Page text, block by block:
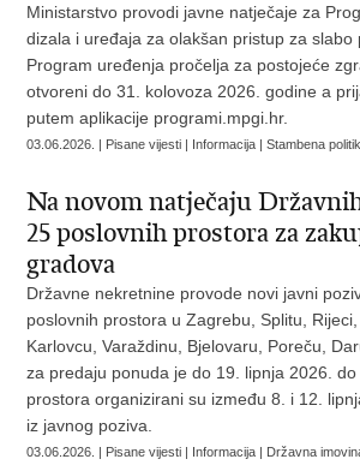
Ministarstvo provodi javne natječaje za
dizala i uređaja za olakšan pristup za slabo
Program uređenja pročelja za postojeće
otvoreni do 31. kolovoza 2026. godine a
putem aplikacije programi.mpgi.hr.
03.06.2026. | Pisane vijesti | Informacija | Stambena
Na novom natječaju
25 poslovnih prostora za
gradova
Državne nekretnine provode novi javni
poslovnih prostora u Zagrebu, Splitu, Rijeci,
Karlovcu, Varaždinu, Bjelovaru, Poreču,
za predaju ponuda je do 19. lipnja 2026.
prostora organizirani su između 8. i 12.
iz javnog poziva.
03.06.2026. | Pisane vijesti | Informacija | Državna